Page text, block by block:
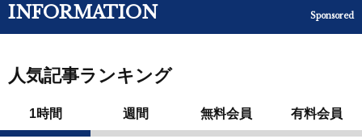
INFORMATION Sponsored
人気記事ランキング
1時間 週間 無料会員 有料会員